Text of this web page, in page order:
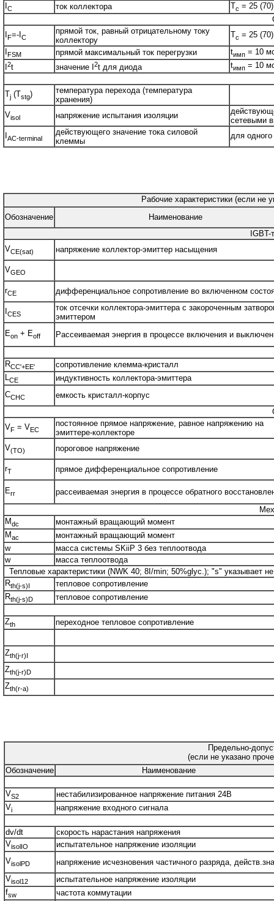
C ток коллектора Tc = 25 (70)
F=-I C
прямой ток, равный отрицательному току
коллектору
Tc = 25 (70)
FSM прямой максимальный ток перегрузки tимп = 10
2t значение I 2t для диода tимп = 10
Tj (Tstg)
температура перехода (температура
хранения)
Visol напряжение испытания изоляции
сетевыми
AC-terminal
действующего значение тока силовой
клеммы
для
Рабочие характеристики (если не
Обозначение
Наименование
IGBT-
VCE(sat) напряжение коллектор-эмиттер насыщения
VGEO
rCE дифференциальное сопротивление во включенном
CES
ток отсечки коллектора-эмиттера с закороченным
эмиттером
Eon + Eoff Рассеиваемая энергия в процессе включения и
RCC'+EE'
сопротивление клемма-кристалл
LCE
индуктивность коллектора-эмиттера
CCHC
емкость кристалл-корпус
VF = VEC
постоянное прямое напряжение, равное напряжению на
эмиттере-коллекторе
V(TO) пороговое напряжение
rT прямое дифференциальное сопротивление
Err
рассеиваемая энергия в процессе обратного
Mdc
монтажный вращающий момент
Mac
монтажный вращающий момент
w
масса системы SKiiP 3 без теплоотвода
w
масса теплоотвода
Тепловые характеристики (NWK 40; 8I/min; 50%glyc.); "s" указывает
Rth(j-s)I
тепловое сопротивление
Rth(j-s)D тепловое сопротивление
Zth переходное тепловое сопротивление
Zth(j-r)I
Zth(j-r)D
Zth(r-a)
Предельно-
(если не указано
Обозначение
Наименование
VS2
нестабилизированное напряжение питания 24В
Vi напряжение входного сигнала
dv/dt
скорость нарастания напряжения
VisolIO
испытательное напряжение изоляции
VisolPD
напряжение исчезновения частичного разряда,
Visol12
испытательное напряжение изоляции
fsw частота коммутации